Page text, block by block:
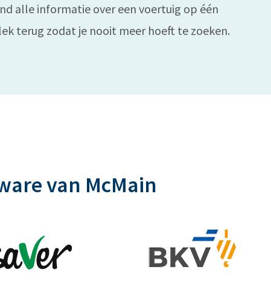
alle informatie over een voertuig op één
terug zodat je nooit meer hoeft te zoeken.
van McMain